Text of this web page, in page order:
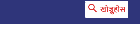
खोज्नुहोस